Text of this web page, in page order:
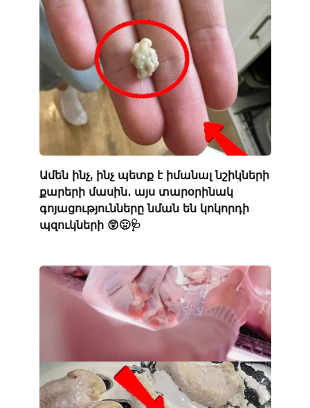
Ամեն ինչ, ինչ պետք է իմանալ նշիկների
քարերի մասին․ այս տարօրինակ
գոյացությունները նման են կոկորդի
պզուկների 😲🤢🩺